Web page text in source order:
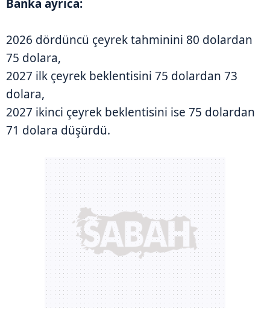
Banka ayrıca:
2026 dördüncü çeyrek tahminini 80 dolardan
75 dolara,
2027 ilk çeyrek beklentisini 75 dolardan 73
dolara,
2027 ikinci çeyrek beklentisini ise 75 dolardan
71 dolara düşürdü.